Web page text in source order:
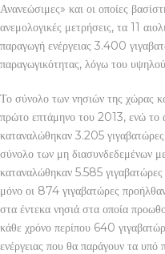
Ανανεώσιμες» και οι οποίες
ανεμολογικές μετρήσεις, τα 11
παραγωγή ενέργειας 3.400
παραγωγικότητας, λόγω του
Το σύνολο των νησιών της χώρας
πρώτο επτάμηνο του 2013, ενώ το
καταναλώθηκαν 3.205
σύνολο των μη διασυνδεδεμένων
καταναλώθηκαν 5.585 γιγαβατώρες
μόνο οι 874 γιγαβατώρες
στα έντεκα νησιά στα οποία
κάθε χρόνο περίπου 640
ενέργειας που θα παράγουν τα